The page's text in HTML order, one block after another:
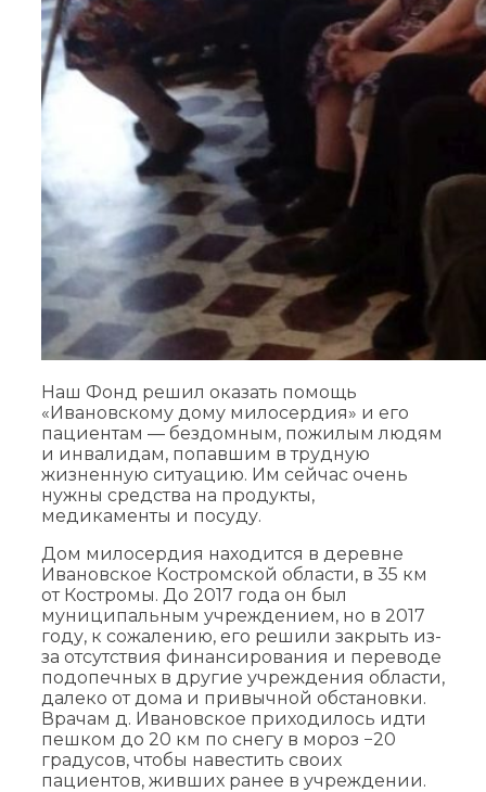
Наш Фонд решил оказать помощь
«Ивановскому дому милосердия» и его
пациентам — бездомным, пожилым людям
и инвалидам, попавшим в трудную
жизненную ситуацию. Им сейчас очень
нужны средства на продукты,
медикаменты и посуду.
Дом милосердия находится в деревне
Ивановское Костромской области, в 35 км
от Костромы. До 2017 года он был
муниципальным учреждением, но в 2017
году, к сожалению, его решили закрыть из-
за отсутствия финансирования и переводе
подопечных в другие учреждения области,
далеко от дома и привычной обстановки.
Врачам д. Ивановское приходилось идти
пешком до 20 км по снегу в мороз −20
градусов, чтобы навестить своих
пациентов, живших ранее в учреждении.